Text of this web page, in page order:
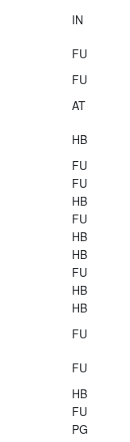
IN
FU
FU
AT
HB
FU
FU
HB
FU
HB
HB
FU
HB
HB
FU
FU
HB
FU
PG